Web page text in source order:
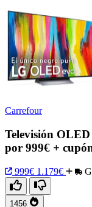
Carrefour
Televisión
por 999€ +
999€ 1.179€
1456